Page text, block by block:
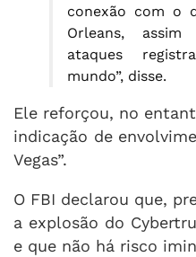
conexão com o
Orleans,
ataques
mundo”, disse.
Ele reforçou, no
indicação de
Vegas”.
O FBI declarou que,
a explosão do
e que não há risco